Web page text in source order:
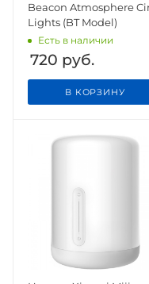
Beacon A​tmosphere
Lights (BT Model)
Есть в наличии
720 руб.
В КОРЗИНУ